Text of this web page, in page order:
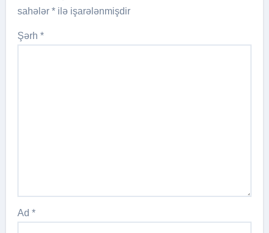
sahələr* ilə işarələnmişdir
Şərh*
Ad*